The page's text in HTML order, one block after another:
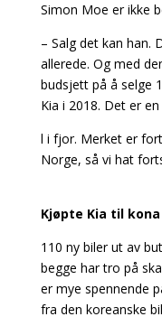
Simon Moe er ikke
– Salg det kan han.
allerede. Og med
budsjett på å selge
Kia i 2018. Det er
l i fjor. Merket er
Norge, så vi hat
Kjøpte Kia til kona
110 ny biler ut av
begge har tro på
er mye spennende
fra den koreanske